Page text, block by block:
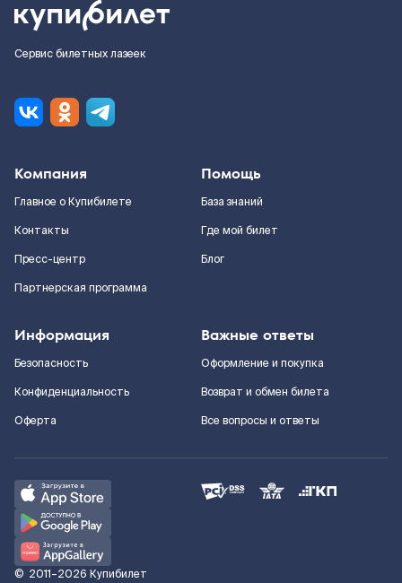
Сервис билетных лазеек
Компания
Главное о Купибилете
Контакты
Пресс-центр
Партнерская программа
Помощь
База знаний
Где мой билет
Блог
Информация
Безопасность
Конфиденциальность
Оферта
Важные ответы
Оформление и покупка
Возврат и обмен билета
Все вопросы и ответы
© 2011–2026 Купибилет